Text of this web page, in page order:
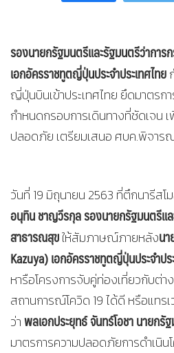
รองนายกรัฐมนตรีและรัฐมนตรีว่าการ
เอกอัครราชทูตญี่ปุ่นประจำประเทศไทย
ญี่ปุ่นบินเข้าประเทศไทย ยึดมาตรก
กำหนดกรอบการเดินทางที่ชัดเจน
ปลอดภัย เตรียมเสนอ ศบค.พิจาร
วันที่ 19 มิถุนายน 2563 ที่ตึกนารีสโ
อนุทิน ชาญวีรกุล รองนายกรัฐมนตรีแ
สาธารณสุขให้สัมภาษณ์ภายหลังน
Kazuya) เอกอัครราชทูตญี่ปุ่นประจำปร
หารือโครงการจับคู่ท่องเที่ยวกับต่า
สถานการณ์โควิด 19 ได้ดี หรือแทร
ว่าพลเอกประยุทธ์ จันทร์โอชา นายกรั
มาตรการความปลอดภัยการดำเนิ